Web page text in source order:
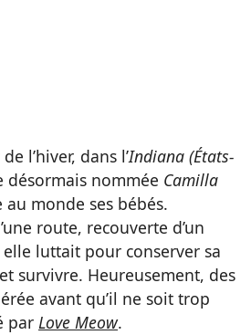
l’hiver, dans l’Indiana (États-
désormais nommée Camilla
au monde ses bébés.
route, recouverte d’un
luttait pour conserver sa
survivre. Heureusement, des
avant qu’il ne soit trop
par Love Meow.